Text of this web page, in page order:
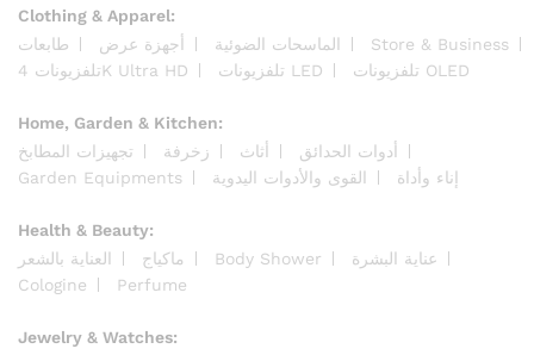
Clothing & Apparel:
طابعات
أجهزة عرض الماسحات الضوئية
Store & Business
تلفزيونات 4K Ultra HD
تلفزيونات LED تلفزيونات OLED
Home, Garden & Kitchen:
تجهيزات المطابخ
زخرفة أثاث
أدوات الحدائق
Garden Equipments
القوى والأدوات اليدوية إناء وأداة
Health & Beauty:
العناية بالشعر
ماكياج Body Shower
عناية البشرة
Cologine
Perfume
Jewelry & Watches: